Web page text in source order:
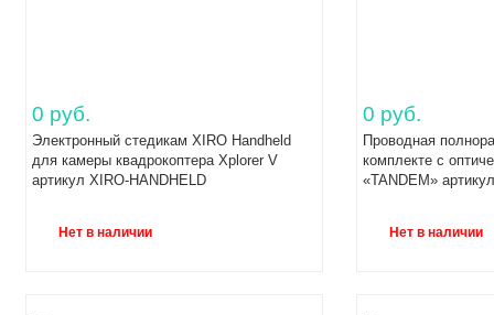
0 руб.
Электронный стедикам XIRO Handheld
для камеры квадрокоптера Xplorer V
артикул XIRO-HANDHELD
Нет в наличии
0 руб.
Проводная
комплекте с
«TANDEM»
Нет в наличии